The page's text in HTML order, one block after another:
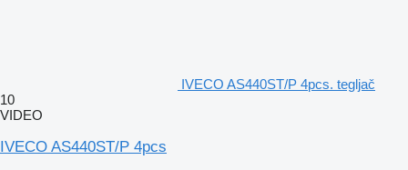
IVECO AS440ST/P 4pcs. tegljač
10
VIDEO
IVECO AS440ST/P 4pcs